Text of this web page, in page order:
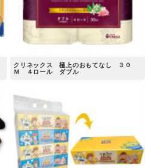
クリネックス 極上のおもてなし ３０
Ｍ ４ロール ダブル